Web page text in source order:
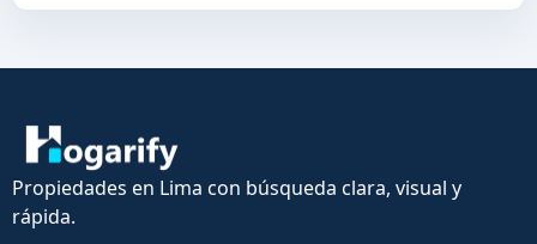
Propiedades en Lima con búsqueda clara, visual y
rápida.